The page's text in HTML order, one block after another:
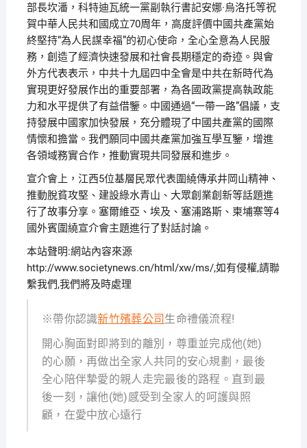
部長坎潘，科特迪瓦統一黨副執行書記安娜·烏洛托等祝
賀中華人民共和國成立70周年，高度評價中國共產黨始
終堅持“為人民謀幸福”的初心使命，全心全意為人民服
務，創造了經濟快速發展和社會長期穩定的奇迹。與會
外方代表表示，中共十九屆四中全會是中共在新時代為
實現更好發展作出的重要部署，為各國政黨提高執政能
力和水平提供了有益借鑒。中國通過“一帶一路”倡議，支
持發展中國家加快發展，充分體現了中國共產黨的國際
情懷和擔當。我們願同中國共產黨加強互學互鑒，增進
各領域務實合作，推動實現共同發展和進步。
宣介會上，江西5位基層民眾代表圍繞傳承井岡山精神、
推動脫貧攻堅、建設綠水青山、大眾創業創新等話題進
行了故事分享。塞爾維亞、埃及、塞浦路斯、柬埔寨等4
國外賓圍繞宣介會主題進行了對話討論。
本站聲明:網站內容來源
http://www.societynews.cn/html/xw/ms/,如有侵權,請聯
繫我們,我們將及時處理
※帶你認識新竹殯葬公司 生命禮儀流程!
開心胸面對即將到的離別，尊重並完成他(她)
的心願，再做出全家人共同的安心規劃，最後
全心陪伴摯愛的親人走完最後的路程。直到最
後一刻，讓他(她)感受到全家人的呵護與照
顧，在愛中放心遠行